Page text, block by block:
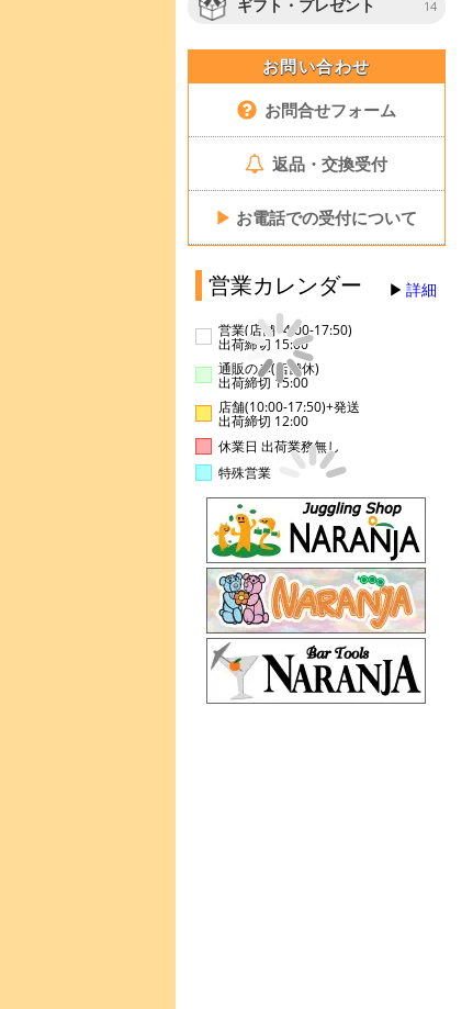
ギフト・プレゼント 14
お問い合わせ
お問合せフォーム
返品・交換受付
▶ お電話での受付について
営業カレンダー 詳細
営業(店舗14:00-17:50)
出荷締切 15:00
通販のみ(店舗休)
出荷締切 15:00
店舗(10:00-17:50)+発送
出荷締切 12:00
休業日 出荷業務無し
特殊営業